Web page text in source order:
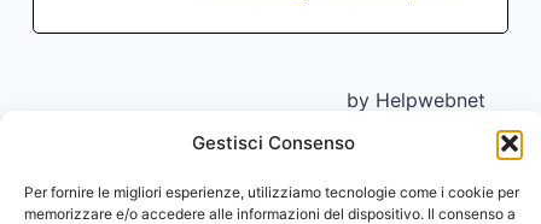
Gestisci Consenso
Per fornire le migliori esperienze, utilizziamo tecnologie come i cookie per
memorizzare e/o accedere alle informazioni del dispositivo. Il consenso a
Assistenza24oresu24
by Helpwebnet